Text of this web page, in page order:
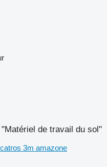
de travail du sol"